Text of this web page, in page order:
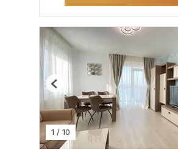
1 / 10
Previous